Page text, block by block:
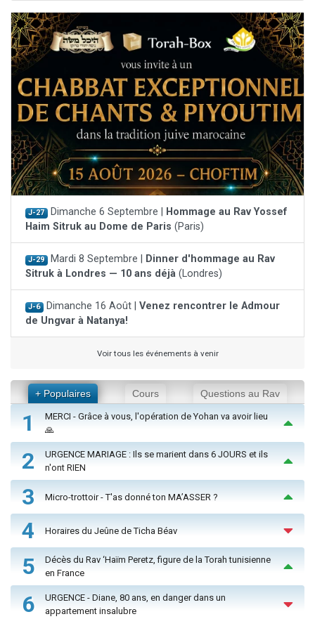
J-27 Dimanche 6 Septembre |
Hommage au Rav Yossef
Haim Sitruk au Dome de Paris (Paris)
J-29 Mardi 8 Septembre |
Dinner d'hommage au Rav
Sitruk à Londres — 10 ans déjà (Londres)
J-6 Dimanche 16 Août | Venez rencontrer le Admour
de Ungvar à Natanya!
Voir tous les événements à venir
+ Populaires Cours Questions au Rav
1
MERCI - Grâce à vous, l'opération de Yohan va avoir lieu
🙏
2
URGENCE MARIAGE : Ils se marient dans 6 JOURS et ils
n'ont RIEN
3 Micro-trottoir - T'as donné ton MA’ASSER ?
4 Horaires du Jeûne de Ticha Béav
5
Décès du Rav ‘Haïm Peretz, figure de la Torah tunisienne
en France
6
URGENCE - Diane, 80 ans, en danger dans un
appartement insalubre